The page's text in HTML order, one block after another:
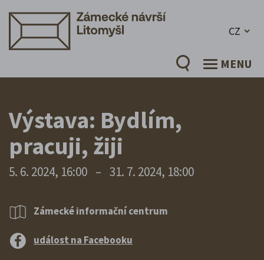
CZ
MENU
Výstava: Bydlím,
pracuji, žiji
5. 6. 2024, 16:00 – 31. 7. 2024, 18:00
Zámecké informační centrum
událost na Facebooku